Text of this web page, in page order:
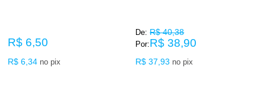
R$ 6,50
R$ 6,34 no pix
De: R$ 40,38
Por:R$ 38,90
R$ 37,93 no pix